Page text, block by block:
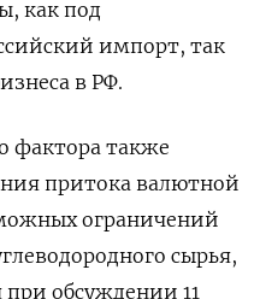
как под
импорт, так
в РФ.
фактора также
притока валютной
ограничений
сырья,
обсуждении 11